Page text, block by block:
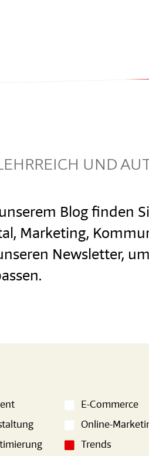
UND
Blog finden
Marketing,
Newsletter,
E-Commerce
Online-
Trends